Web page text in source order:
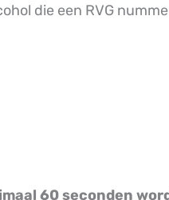
die een RVG
60 seconden